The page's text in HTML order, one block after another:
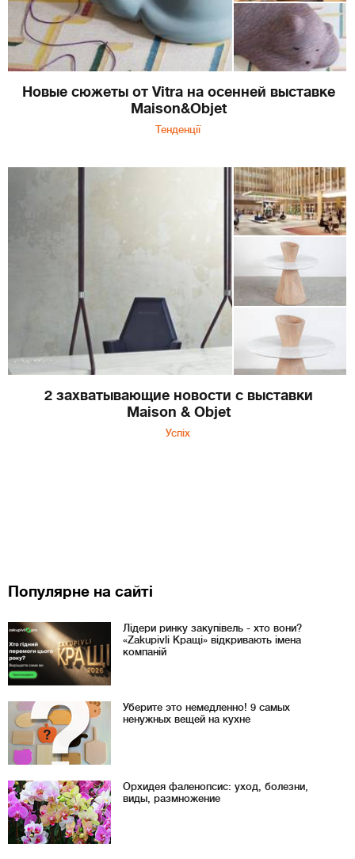
Новые сюжеты от Vitra на осенней выставке
Maison&Objet
Тенденції
2 захватывающие новости с выставки
Maison & Objet
Успіх
Популярне на сайті
Лідери ринку закупівель - хто вони?
«Zakupivli Кращі» відкривають імена
компаній
Уберите это немедленно! 9 самых
ненужных вещей на кухне
Орхидея фаленопсис: уход, болезни,
виды, размножение